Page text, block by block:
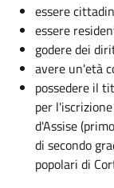
essere
essere
godere dei
avere un'età
possedere il
per
d'Assise
di secondo
popolari di